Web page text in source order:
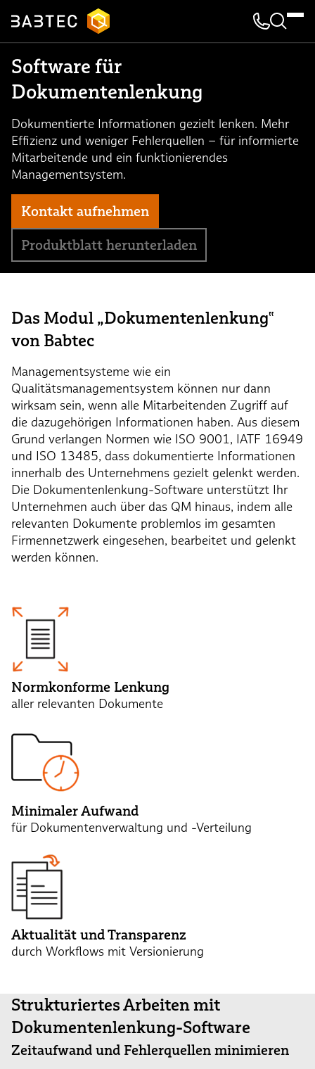
Suche
Kontakt &
Software für
Dokumentenlenkung
Dokumentierte Informationen gezielt lenken. Mehr
Effizienz und weniger Fehlerquellen – für informierte
Mitarbeitende und ein funktionierendes
Managementsystem.
Kontakt aufnehmen
Produktblatt herunterladen
Das Modul „Dokumentenlenkung‟
von Babtec
Managementsysteme wie ein
Qualitätsmanagementsystem können nur dann
wirksam sein, wenn alle Mitarbeitenden Zugriff auf
die dazugehörigen Informationen haben. Aus diesem
Grund verlangen Normen wie ISO 9001, IATF 16949
und ISO 13485, dass dokumentierte Informationen
innerhalb des Unternehmens gezielt gelenkt werden.
Die Dokumentenlenkung-Software unterstützt Ihr
Unternehmen auch über das QM hinaus, indem alle
relevanten Dokumente problemlos im gesamten
Firmennetzwerk eingesehen, bearbeitet und gelenkt
werden können.
Normkonforme Lenkung
aller relevanten Dokumente
Minimaler Aufwand
für Dokumentenverwaltung und -Verteilung
Aktualität und Transparenz
durch Workflows mit Versionierung
Strukturiertes Arbeiten mit
Dokumentenlenkung-Software
Zeitaufwand und Fehlerquellen minimieren